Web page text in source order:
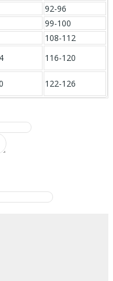
92-96
99-100
108-112
116-120
122-126